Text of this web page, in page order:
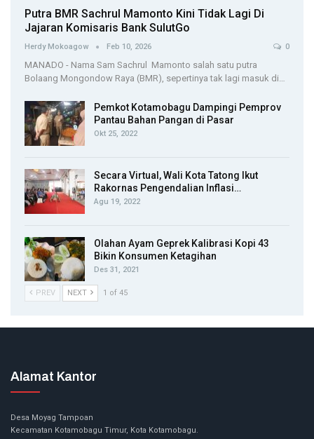
Putra BMR Sachrul Mamonto Kini Tidak Lagi Di
Jajaran Komisaris Bank SulutGo
Herdy Mokoagow Feb 10, 2026 0
MANADO - Nama Sam Sachrul Mamonto salah satu putra
Bolaang Mongondow Raya (BMR), sepertinya tak lagi masuk di…
Pemkot Kotamobagu Dampingi Pemprov
Pantau Bahan Pangan di Pasar
Okt 25, 2022
Secara Virtual, Wali Kota Tatong Ikut
Rakornas Pengendalian Inflasi…
Agu 19, 2022
Olahan Ayam Geprek Kalibrasi Kopi 43
Bikin Konsumen Ketagihan
Des 31, 2021
PREV NEXT 1 of 45
Alamat Kantor
Desa Moyag Tampoan
Kecamatan Kotamobagu Timur, Kota Kotamobagu.